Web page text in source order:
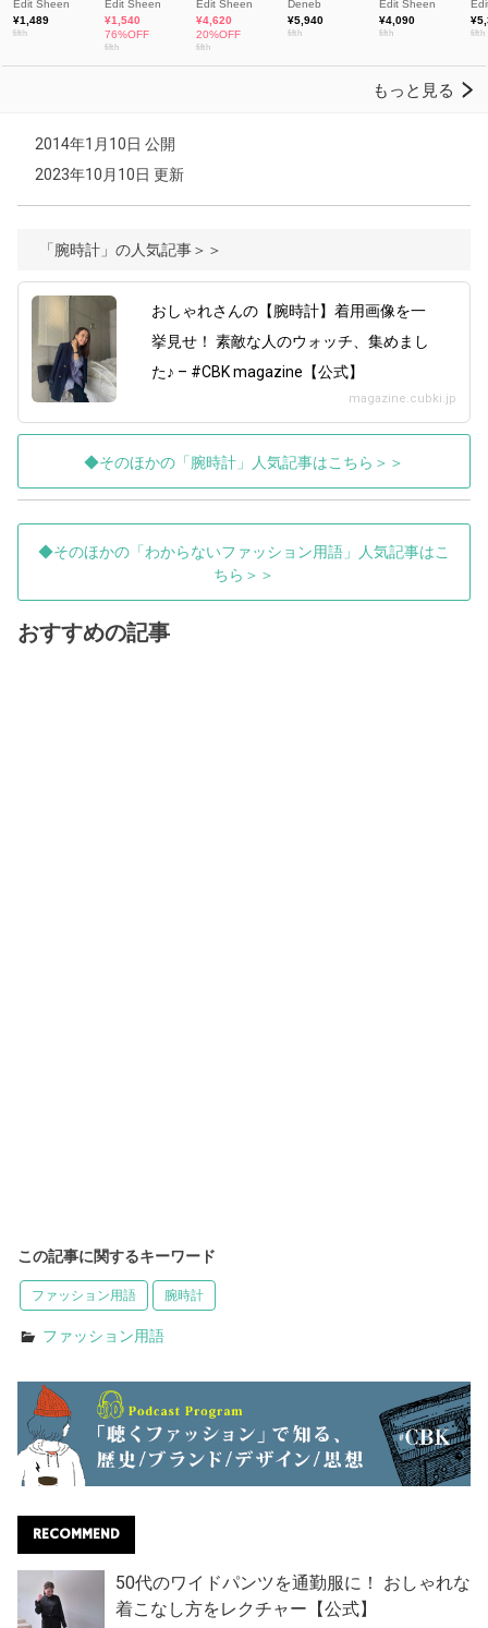
2014年1月10日 公開
2023年10月10日 更新
「腕時計」の人気記事＞＞
おしゃれさんの【腕時計】着用画像を一
挙見せ！ 素敵な人のウォッチ、集めまし
た♪ – #CBK magazine【公式】
magazine.cubki.jp
◆そのほかの「腕時計」人気記事はこちら＞＞
◆そのほかの「わからないファッション用語」人気記事はこ
ちら＞＞
おすすめの記事
この記事に関するキーワード
ファッション用語 腕時計
ファッション用語
RECOMMEND
50代のワイドパンツを通勤服に！ おしゃれな
着こなし方をレクチャー【公式】